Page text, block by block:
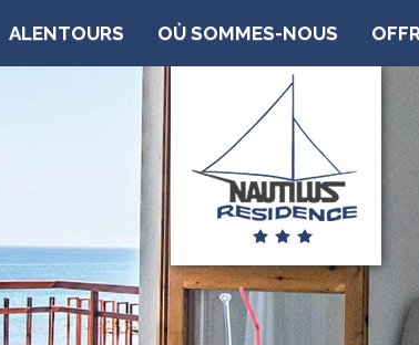
ALENTOURS OÙ SOMMES-NOUS